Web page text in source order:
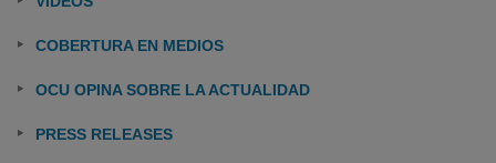
COBERTURA EN MEDIOS
OCU OPINA SOBRE LA ACTUALIDAD
PRESS RELEASES